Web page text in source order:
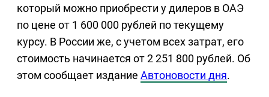
который можно приобрести у дилеров в ОАЭ
по цене от 1 600 000 рублей по текущему
курсу. В России же, с учетом всех затрат, его
стоимость начинается от 2 251 800 рублей. Об
этом сообщает издание Автоновости дня.